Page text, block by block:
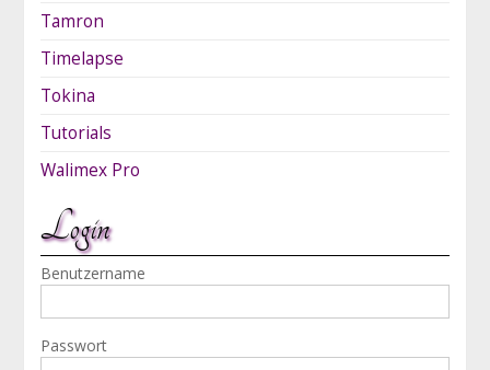
Tamron
Timelapse
Tokina
Tutorials
Walimex Pro
Login
Benutzername
Passwort